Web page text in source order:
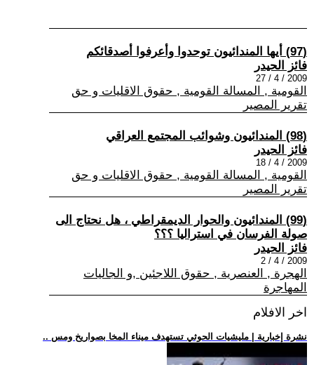
(97) أيها المندائيون توحدوا وأعرفوا أصدقائكم
فائز الحيدر
2009 / 4 / 27
القومية , المسالة القومية , حقوق الاقليات و حق
تقرير المصير
(98) المندائيون وشوائب المجتمع العراقي
فائز الحيدر
2009 / 4 / 18
القومية , المسالة القومية , حقوق الاقليات و حق
تقرير المصير
(99) المندائيون والحوار الديمقراطي ، هل نحتاج الى
صولة الفرسان في استراليا ؟؟؟
فائز الحيدر
2009 / 4 / 2
الهجرة , العنصرية , حقوق اللاجئين ,و الجاليات
المهاجرة
اخر الافلام
.. نشرة إخبارية | مليشيات الحوثي تستهدف ميناء المخا بصواريخ ومس